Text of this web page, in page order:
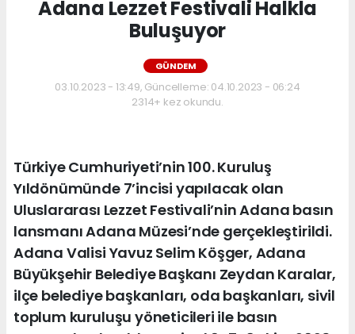
Adana Lezzet Festivali Halkla
Buluşuyor
GÜNDEM
03.10.2023 - 13:49, Güncelleme: 04.10.2023 - 06:24
2314+ kez okundu.
Türkiye Cumhuriyeti’nin 100. Kuruluş
Yıldönümünde 7’incisi yapılacak olan
Uluslararası Lezzet Festivali’nin Adana basın
lansmanı Adana Müzesi’nde gerçekleştirildi.
Adana Valisi Yavuz Selim Köşger, Adana
Büyükşehir Belediye Başkanı Zeydan Karalar,
ilçe belediye başkanları, oda başkanları, sivil
toplum kuruluşu yöneticileri ile basın